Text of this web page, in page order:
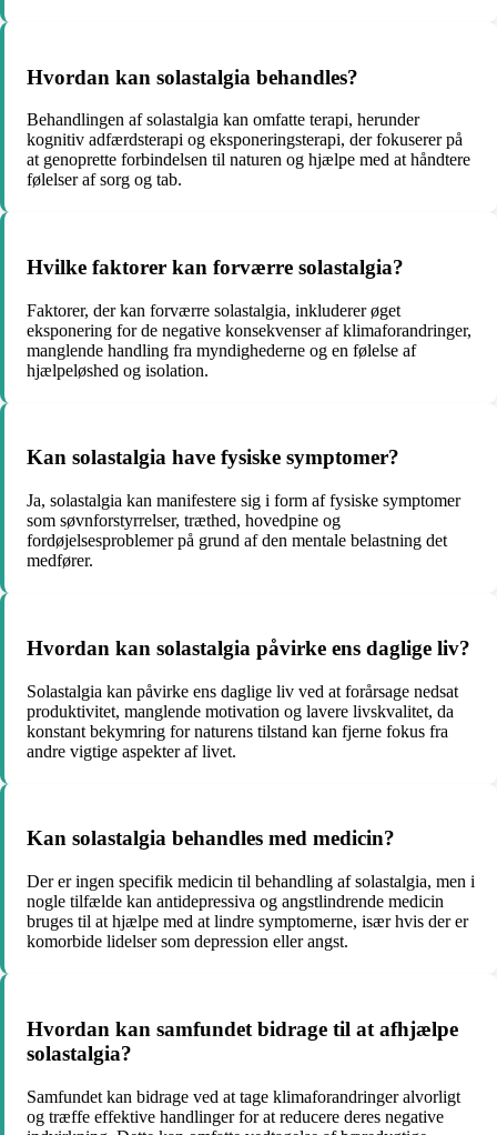
Hvordan kan solastalgia behandles?
Behandlingen af solastalgia kan omfatte terapi, herunder
kognitiv adfærdsterapi og eksponeringsterapi, der fokuserer på
at genoprette forbindelsen til naturen og hjælpe med at håndtere
følelser af sorg og tab.
Hvilke faktorer kan forværre solastalgia?
Faktorer, der kan forværre solastalgia, inkluderer øget
eksponering for de negative konsekvenser af klimaforandringer,
manglende handling fra myndighederne og en følelse af
hjælpeløshed og isolation.
Kan solastalgia have fysiske symptomer?
Ja, solastalgia kan manifestere sig i form af fysiske symptomer
som søvnforstyrrelser, træthed, hovedpine og
fordøjelsesproblemer på grund af den mentale belastning det
medfører.
Hvordan kan solastalgia påvirke ens daglige liv?
Solastalgia kan påvirke ens daglige liv ved at forårsage nedsat
produktivitet, manglende motivation og lavere livskvalitet, da
konstant bekymring for naturens tilstand kan fjerne fokus fra
andre vigtige aspekter af livet.
Kan solastalgia behandles med medicin?
Der er ingen specifik medicin til behandling af solastalgia, men i
nogle tilfælde kan antidepressiva og angstlindrende medicin
bruges til at hjælpe med at lindre symptomerne, især hvis der er
komorbide lidelser som depression eller angst.
Hvordan kan samfundet bidrage til at afhjælpe
solastalgia?
Samfundet kan bidrage ved at tage klimaforandringer alvorligt
og træffe effektive handlinger for at reducere deres negative